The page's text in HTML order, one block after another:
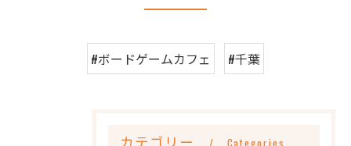
#ボードゲームカフェ #千葉
カテゴリー Categories